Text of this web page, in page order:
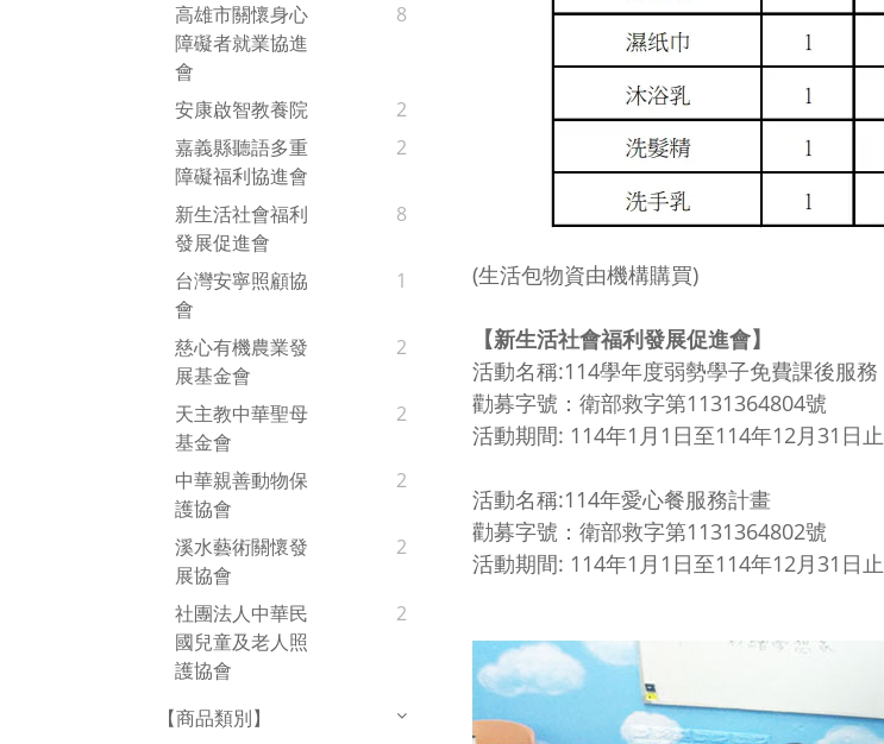
高雄市關懷身心
障礙者就業協進
會
8
安康啟智教養院
2
嘉義縣聽語多重
障礙福利協進會
2
新生活社會福利
發展促進會
8
台灣安寧照顧協
會
1
慈心有機農業發
展基金會
2
天主教中華聖母
基金會
2
中華親善動物保
護協會
2
溪水藝術關懷發
展協會
2
社團法人中華民
國兒童及老人照
護協會
2
【商品類別】
(生活包物資由機構購買)
【新生活社會福利發展促進會】
活動名稱:114學年度弱勢學子免費課後服務
勸募字號 ：衛部救字第1131364804號
活動期間: 114年1月1日至114年12月31 日止
活動名稱:114年愛心餐服務計畫
勸募字號 ：衛部救字第1131364802號
活動期間: 114年1月1日至114年12月31 日止